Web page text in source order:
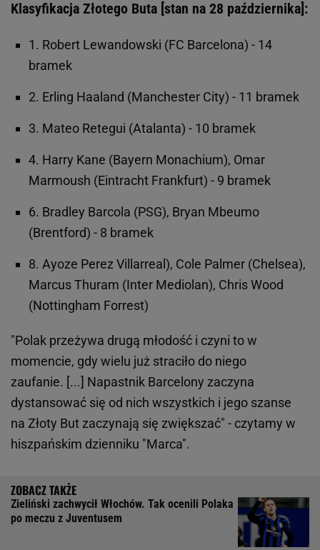
Klasyfikacja Złotego Buta [stan na 28 października]:
1. Robert Lewandowski (FC Barcelona) - 14
bramek
2. Erling Haaland (Manchester City) - 11 bramek
3. Mateo Retegui (Atalanta) - 10 bramek
4. Harry Kane (Bayern Monachium), Omar
Marmoush (Eintracht Frankfurt) - 9 bramek
6. Bradley Barcola (PSG), Bryan Mbeumo
(Brentford) - 8 bramek
8. Ayoze Perez Villarreal), Cole Palmer (Chelsea),
Marcus Thuram (Inter Mediolan), Chris Wood
(Nottingham Forrest)
"Polak przeżywa drugą młodość i czyni to w
momencie, gdy wielu już straciło do niego
zaufanie. [...] Napastnik Barcelony zaczyna
dystansować się od nich wszystkich i jego szanse
na Złoty But zaczynają się zwiększać" - czytamy w
hiszpańskim dzienniku "Marca".
Zieliński zachwycił Włochów. Tak ocenili Polaka
po meczu z Juventusem